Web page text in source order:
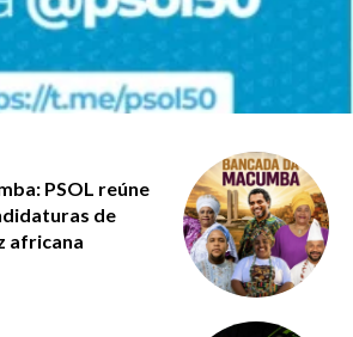
PSOL reúne
de
africana